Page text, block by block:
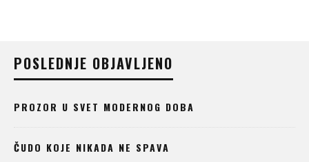
POSLEDNJE OBJAVLJENO
PROZOR U SVET MODERNOG DOBA
ČUDO KOJE NIKADA NE SPAVA